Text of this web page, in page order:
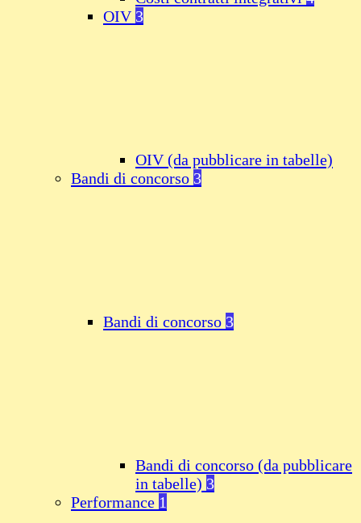
OIV 3
OIV (da pubblicare in tabelle)
Bandi di concorso 3
Bandi di concorso 3
Bandi di concorso (da pubblicare
in tabelle) 3
Performance 1